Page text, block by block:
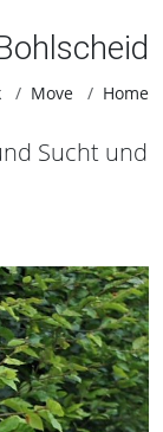
Move Home
Sucht und